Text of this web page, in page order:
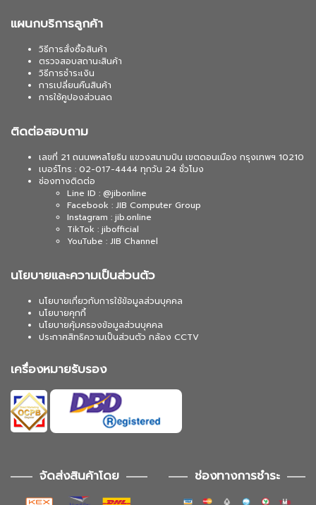
แผนกบริการลูกค้า
วิธีการสั่งซื้อสินค้า
ตรวจสอบสถานะสินค้า
วิธีการชำระเงิน
การเปลี่ยนคืนสินค้า
การใช้คูปองส่วนลด
ติดต่อสอบถาม
เลขที่ 21 ถนนพหลโยธิน แขวงสนามบิน เขตดอนเมือง กรุงเทพฯ 10210
เบอร์โทร : 02-017-4444 ทุกวัน 24 ชั่วโมง
ช่องทางติดต่อ
Line ID : @jibonline
Facebook : JIB Computer Group
Instagram : jib.online
TikTok : jibofficial
YouTube : JIB Channel
นโยบายและความเป็นส่วนตัว
นโยบายเกี่ยวกับการใช้ข้อมูลส่วนบุคคล
นโยบายคุกกี้
นโยบายคุ้มครองข้อมูลส่วนบุคคล
ประกาศสิทธิความเป็นส่วนตัว กล้อง CCTV
เครื่องหมายรับรอง
จัดส่งสินค้าโดย ช่องทางการชำระ